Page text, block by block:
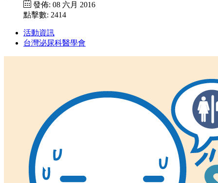
發佈: 08 六月 2016
點擊數: 2414
活動資訊
台灣泌尿科醫學會